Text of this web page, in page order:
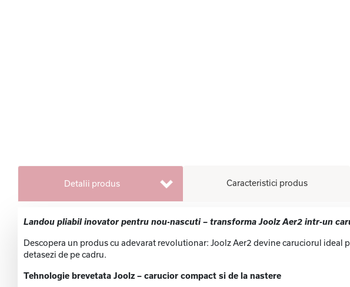
Detalii produs Caracteristici produs
Landou pliabil inovator pentru nou-nascuti – transforma Joolz Aer2 intr-un
Descopera un produs cu adevarat revolutionar: Joolz Aer2 devine caruciorul
detasezi de pe cadru.
Tehnologie brevetata Joolz – carucior compact si de la nastere